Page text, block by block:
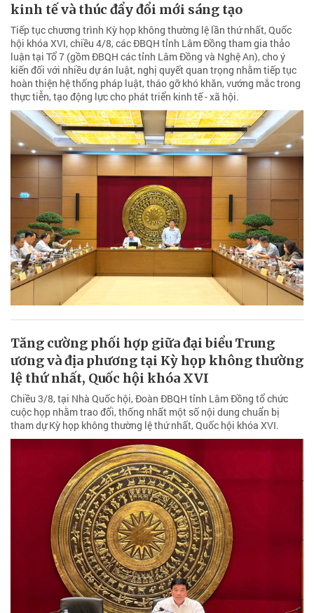
kinh tế và thúc đẩy đổi mới sáng tạo
Tiếp tục chương trình Kỳ họp không thường lệ lần thứ nhất, Quốc
hội khóa XVI, chiều 4/8, các ĐBQH tỉnh Lâm Đồng tham gia thảo
luận tại Tổ 7 (gồm ĐBQH các tỉnh Lâm Đồng và Nghệ An), cho ý
kiến đối với nhiều dự án luật, nghị quyết quan trọng nhằm tiếp tục
hoàn thiện hệ thống pháp luật, tháo gỡ khó khăn, vướng mắc trong
thực tiễn, tạo động lực cho phát triển kinh tế - xã hội.
Tăng cường phối hợp giữa đại biểu Trung
ương và địa phương tại Kỳ họp không thường
lệ thứ nhất, Quốc hội khóa XVI
Chiều 3/8, tại Nhà Quốc hội, Đoàn ĐBQH tỉnh Lâm Đồng tổ chức
cuộc họp nhằm trao đổi, thống nhất một số nội dung chuẩn bị
tham dự Kỳ họp không thường lệ thứ nhất, Quốc hội khóa XVI.